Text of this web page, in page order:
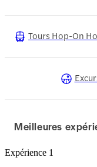
Tours Hop-On
Meilleures
Expérience 1